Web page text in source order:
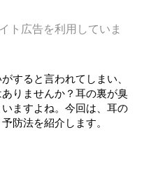
ト広告を利用していま
すると言われてしまい、
りませんか？耳の裏が臭
ますよね。今回は、耳の
防法を紹介します。